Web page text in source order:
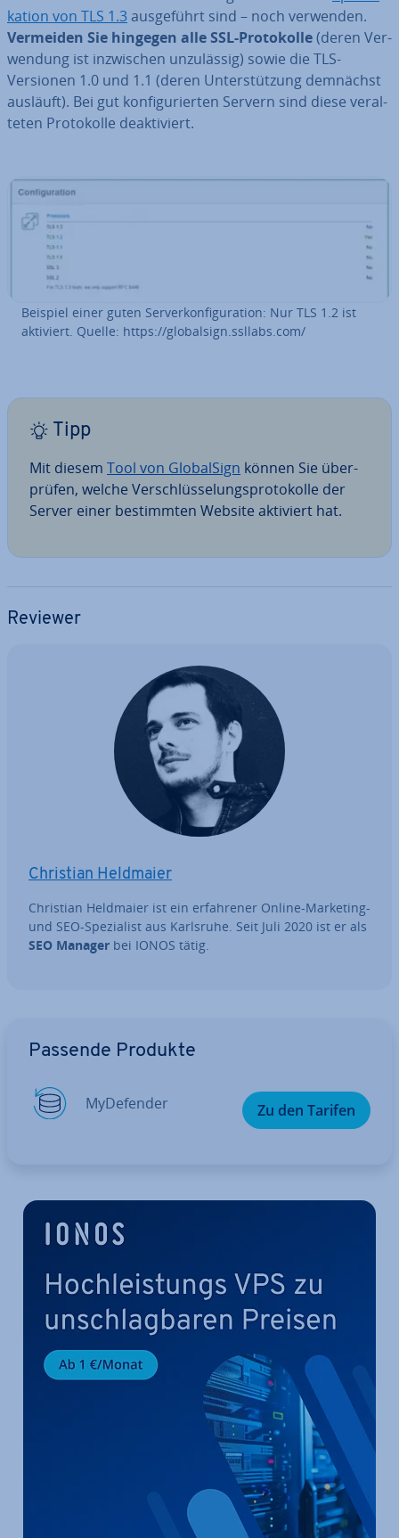
ka­ti­on von TLS 1.3aus­ge­führt sind – noch verwenden.
Vermeiden Sie hingegen alle SSL-Pro­to­kol­le(deren Ver­
wen­dung ist in­zwi­schen un­zu­läs­sig) sowie die TLS-
Versionen 1.0 und 1.1 (deren Un­ter­stüt­zung demnächst
ausläuft). Bei gut kon­fi­gu­rier­ten Servern sind diese ver­al­
te­ten Pro­to­kol­le de­ak­ti­viert.
Beispiel einer guten Ser­ver­kon­fi­gu­ra­ti­on: Nur TLS 1.2 ist
aktiviert. Quelle: https://glo­bal­sign.ssllabs.com/
Tipp
Mit diesem Tool von Glo­bal­Sign können Sie über­
prü­fen, welche Ver­schlüs­se­lungs­pro­to­kol­le der
Server einer be­stimm­ten Website aktiviert hat.
Reviewer
Christian Heldmaier
Christian Heldmaier ist ein er­fah­re­ner Online-Marketing-
und SEO-Spe­zia­list aus Karlsruhe. Seit Juli 2020 ist er als
SEO Manager bei IONOS tätig.
Passende Produkte
My­De­fen­der Zu den Tarifen